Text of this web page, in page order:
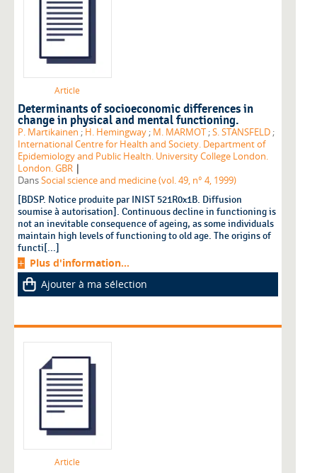
Article
Determinants of socioeconomic differences in
change in physical and mental functioning.
P. Martikainen ; H. Hemingway ; M. MARMOT ;S. STANSFELD ;
International Centre for Health and Society. Department of
Epidemiology and Public Health. University College London.
London. GBR |
DansSocial science and medicine (vol. 49, n° 4, 1999)
[BDSP. Notice produite par INIST 521R0x1B. Diffusion
soumise à autorisation]. Continuous decline in functioning is
not an inevitable consequence of ageing, as some individuals
maintain high levels of functioning to old age. The origins of
functi[...]
Plus d'information...
Ajouter à ma sélection
Article